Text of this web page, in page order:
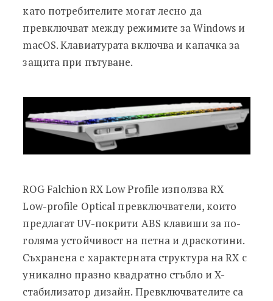
като потребителите могат лесно да
превключват между режимите за Windows и
macOS. Клавиатурата включва и капачка за
защита при пътуване.
ROG Falchion RX Low Profile използва RX
Low-profile Optical превключватели, които
предлагат UV-покрити ABS клавиши за по-
голяма устойчивост на петна и драскотини.
Съхранена е характерната структура на RX с
уникално празно квадратно стъбло и X-
стабилизатор дизайн. Превключвателите са